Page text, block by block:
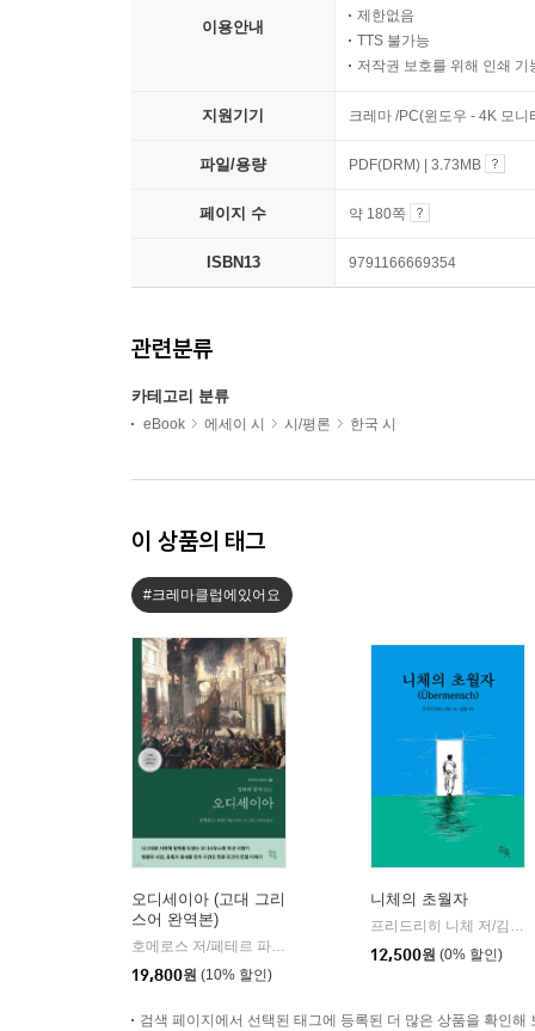
이용안내
제한없음
TTS 불가능
저작권 보호를 위해 인쇄 기
지원기기 크레마 /PC(윈도우 - 4K 모
파일/용량 PDF(DRM) | 3.73MB
페이지 수 약 180쪽
ISBN13 9791166669354
관련분류
카테고리 분류
eBook 에세이 시 시/평론 한국 시
이 상품의 태그
#크레마클럽에있어요
오디세이아 (고대 그리
스어 완역본)
| 현대지성
19,800원 (10% 할인)
니체의 초월자
12,500원 (0% 할인)
검색 페이지에서 선택된 태그에 등록된 더 많은 상품을 확인해